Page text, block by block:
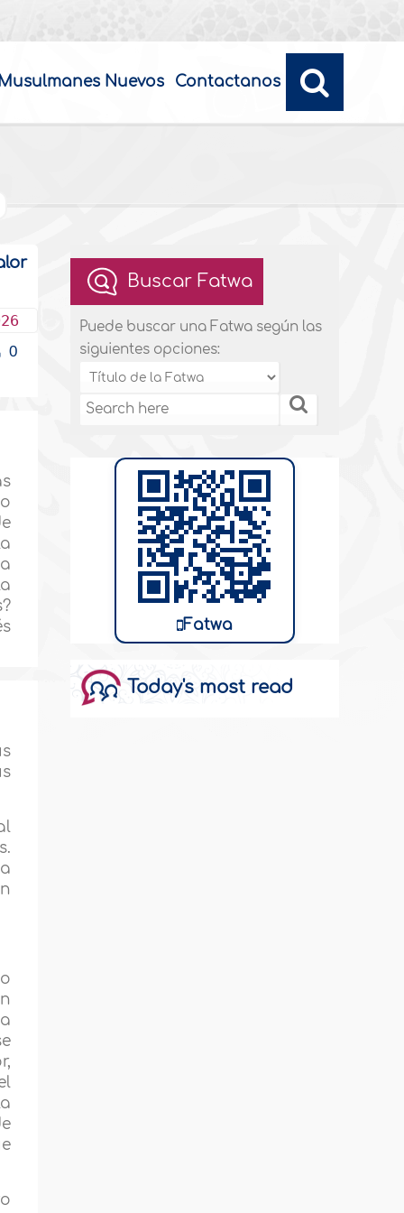
Nuevos Contactanos
0
Buscar Fatwa
Puede buscar una Fatwa según las
siguientes opciones:
Fatwa
Today's most read